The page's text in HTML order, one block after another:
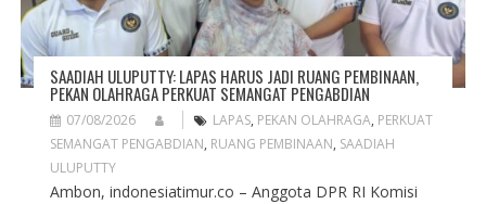
SAADIAH ULUPUTTY: LAPAS HARUS JADI RUANG PEMBINAAN,
PEKAN OLAHRAGA PERKUAT SEMANGAT PENGABDIAN
07/08/2026 LAPAS, PEKAN OLAHRAGA, PERKUAT
SEMANGAT PENGABDIAN, RUANG PEMBINAAN, SAADIAH
ULUPUTTY
Ambon, indonesiatimur.co – Anggota DPR RI Komisi